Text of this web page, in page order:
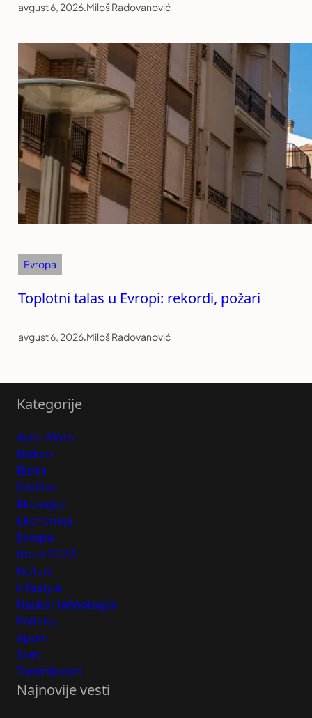
avgust 6, 2026.Miloš Radovanović
Evropa
Toplotni talas u Evropi: rekordi, požari
avgust 6, 2026.Miloš Radovanović
Kategorije
Auto-Moto
Balkan
Biznis
Društvo
Ekologija
Ekonomija
Evropa
Izbori 2023
Kultura
Lifestyle
Nauka i tehnologija
Politika
Sport
Svet
Zanimljivosti
Najnovije vesti